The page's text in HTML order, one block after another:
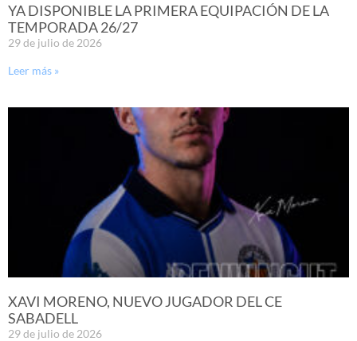
YA DISPONIBLE LA PRIMERA EQUIPACIÓN DE LA
TEMPORADA 26/27
29 de julio de 2026
Leer más »
XAVI MORENO, NUEVO JUGADOR DEL CE
SABADELL
29 de julio de 2026